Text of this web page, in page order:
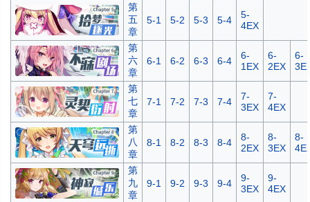
第
五
章
5-1 5-2 5-3 5-4
5-
4EX
第
六
章
6-1 6-2 6-3 6-4
6-
1EX
6-
2EX
6-
第
七
章
7-1 7-2 7-3 7-4
7-
3EX
7-
4EX
第
八
章
8-1 8-2 8-3 8-4
8-
2EX
8-
3EX
8-
第
九
章
9-1 9-2 9-3 9-4
9-
3EX
9-
4EX